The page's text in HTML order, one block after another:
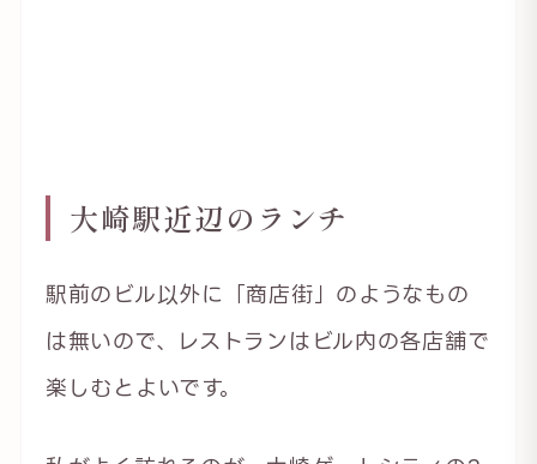
大崎駅近辺のランチ
駅前のビル以外に「商店街」のようなもの
は無いので、レストランはビル内の各店舗で
楽しむとよいです。